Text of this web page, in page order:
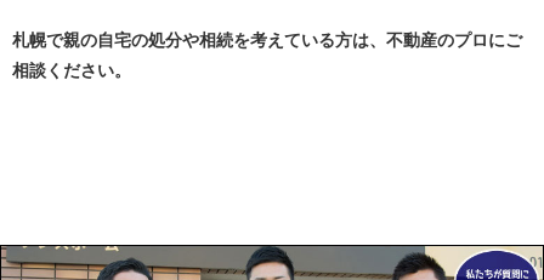
札幌で親の自宅の処分や相続を考えている方は、不動産のプロにご
相談ください。